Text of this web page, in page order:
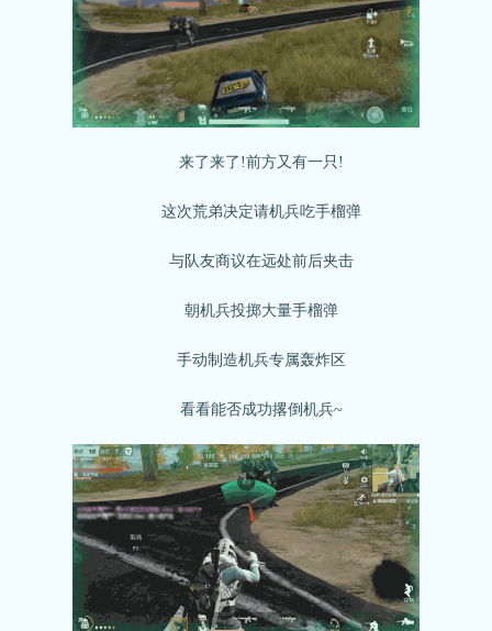
来了来了!前方又有一只!
这次荒弟决定请机兵吃手榴弹
与队友商议在远处前后夹击
朝机兵投掷大量手榴弹
手动制造机兵专属轰炸区
看看能否成功撂倒机兵~